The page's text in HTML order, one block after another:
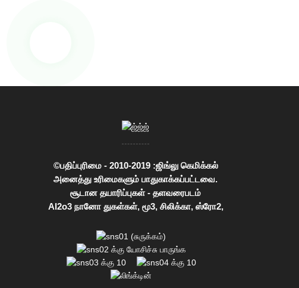
©பதிப்புரிமை - 2010-2019 :ஜிங்லு கெமிக்கல்
அனைத்து உரிமைகளும் பாதுகாக்கப்பட்டவை.
சூடான தயாரிப்புகள்- தளவரைபடம்
Al2o3 நானோ துகள்கள், மூ3, சிலிக்கா, ஸ்ரோ2,